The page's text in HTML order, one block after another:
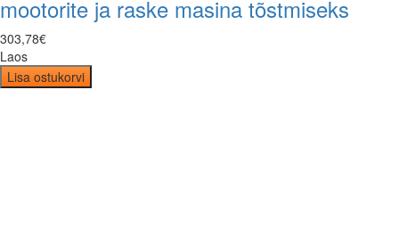
mootorite ja raske masina tõstmiseks
303,78€
Laos
Lisa ostukorvi